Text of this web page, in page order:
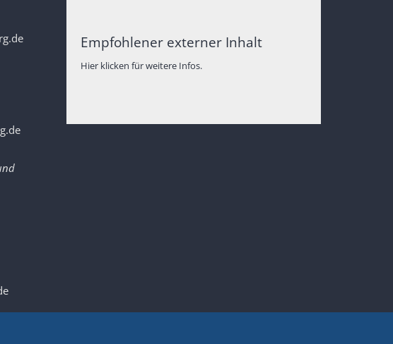
Empfohlener externer Inhalt
Hier klicken für weitere Infos.